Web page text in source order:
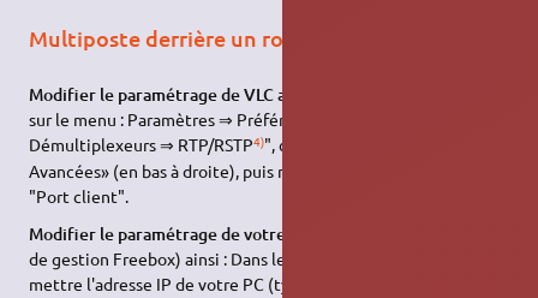
Multiposte derrière un routeur (Freebox aussi)
Modifier le paramétrage de VLC ainsi :
sur le menu : Paramètres ⇒ Préférences ⇒ Lecture/Codecs ⇒
Démultiplexeurs ⇒ RTP/RSTP4)", cocher la case «Options
Avancées» (en bas à droite), puis mettre "8080" dans le champ
"Port client".
Modifier le paramétrage de votre routeur
de gestion Freebox) ainsi : Dans le champ "IP du Freeplayer" :
mettre l'adresse IP de votre PC (type 192.168.0…)